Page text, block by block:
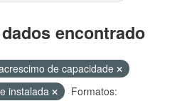
encontrado
de capacidade
instalada
Formatos: